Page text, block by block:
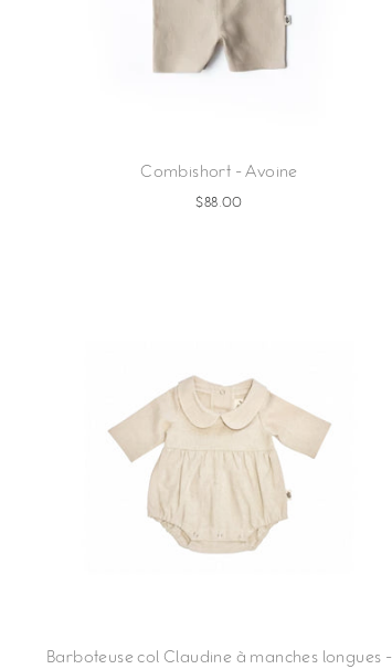
Combishort - Avoine
$88.00
Barboteuse col Claudine à manches longues -